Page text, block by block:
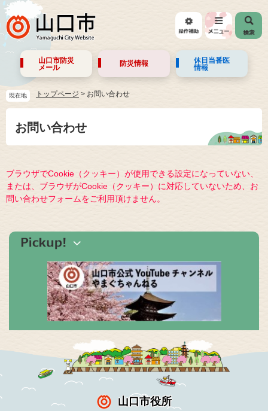
山口市防災
メール
防災情報
休日当番医
情報
現在地 トップページ > お問い合わせ
お問い合わせ
ブラウザでCookie（クッキー）が使用できる設定になっていない、
または、ブラウザがCookie（クッキー）に対応していないため、お
問い合わせフォームをご利用頂けません。
山口市役所